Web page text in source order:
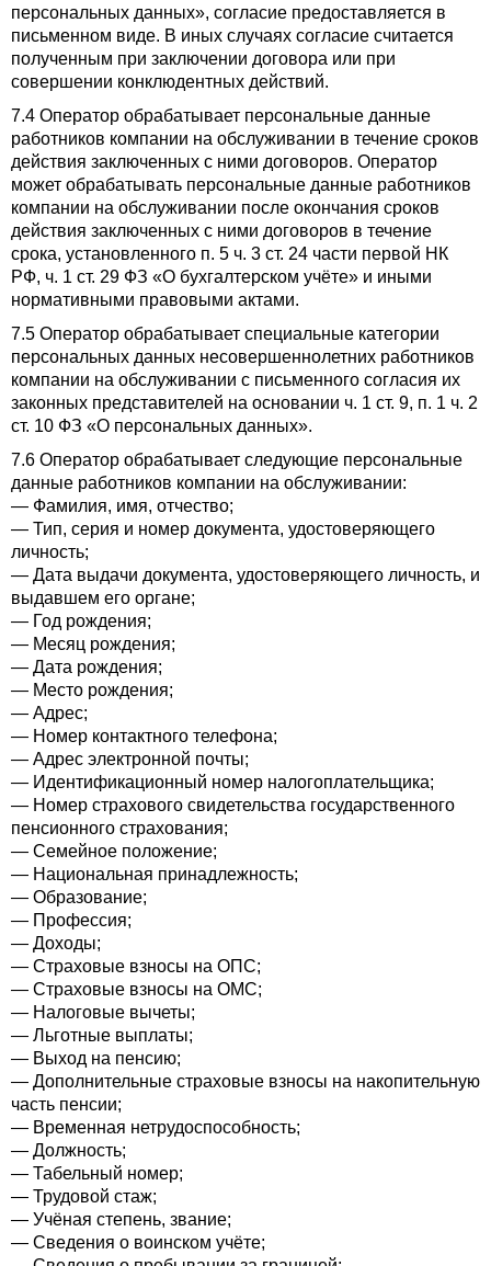
персональных данных», согласие предоставляется в
письменном виде. В иных случаях согласие считается
полученным при заключении договора или при
совершении конклюдентных действий.
7.4 Оператор обрабатывает персональные данные
работников компании на обслуживании в течение сроков
действия заключенных с ними договоров. Оператор
может обрабатывать персональные данные работников
компании на обслуживании после окончания сроков
действия заключенных с ними договоров в течение
срока, установленного п. 5 ч. 3 ст. 24 части первой НК
РФ, ч. 1 ст. 29 ФЗ «О бухгалтерском учёте» и иными
нормативными правовыми актами.
7.5 Оператор обрабатывает специальные категории
персональных данных несовершеннолетних работников
компании на обслуживании с письменного согласия их
законных представителей на основании ч. 1 ст. 9, п. 1 ч. 2
ст. 10 ФЗ «О персональных данных».
7.6 Оператор обрабатывает следующие персональные
данные работников компании на обслуживании:
— Фамилия, имя, отчество;
— Тип, серия и номер документа, удостоверяющего
личность;
— Дата выдачи документа, удостоверяющего личность, и
выдавшем его органе;
— Год рождения;
— Месяц рождения;
— Дата рождения;
— Место рождения;
— Адрес;
— Номер контактного телефона;
— Адрес электронной почты;
— Идентификационный номер налогоплательщика;
— Номер страхового свидетельства государственного
пенсионного страхования;
— Семейное положение;
— Национальная принадлежность;
— Образование;
— Профессия;
— Доходы;
— Страховые взносы на ОПС;
— Страховые взносы на ОМС;
— Налоговые вычеты;
— Льготные выплаты;
— Выход на пенсию;
— Дополнительные страховые взносы на накопительную
часть пенсии;
— Временная нетрудоспособность;
— Должность;
— Табельный номер;
— Трудовой стаж;
— Учёная степень, звание;
— Сведения о воинском учёте;